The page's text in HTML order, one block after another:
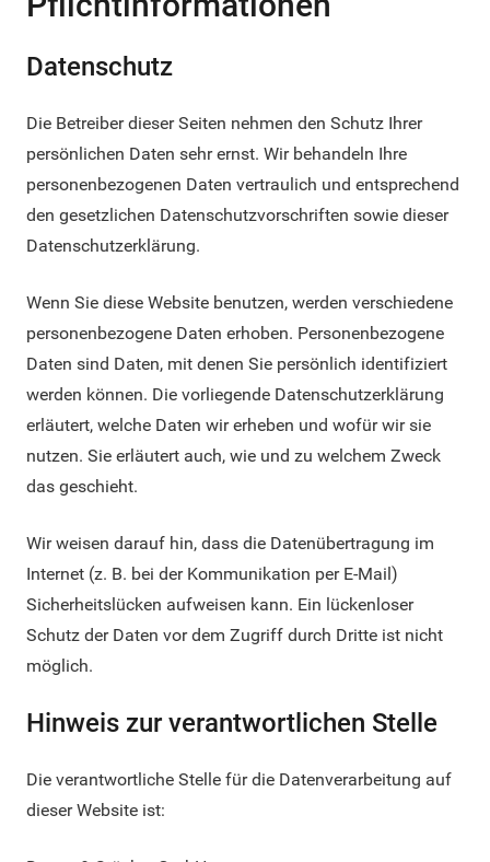
Datenschutz
Die Betreiber dieser Seiten nehmen den Schutz Ihrer
persönlichen Daten sehr ernst. Wir behandeln Ihre
personenbezogenen Daten vertraulich und entsprechend
den gesetzlichen Datenschutzvorschriften sowie dieser
Datenschutzerklärung.
Wenn Sie diese Website benutzen, werden verschiedene
personenbezogene Daten erhoben. Personenbezogene
Daten sind Daten, mit denen Sie persönlich identifiziert
werden können. Die vorliegende Datenschutzerklärung
erläutert, welche Daten wir erheben und wofür wir sie
nutzen. Sie erläutert auch, wie und zu welchem Zweck
das geschieht.
Wir weisen darauf hin, dass die Datenübertragung im
Internet (z. B. bei der Kommunikation per E-Mail)
Sicherheitslücken aufweisen kann. Ein lückenloser
Schutz der Daten vor dem Zugriff durch Dritte ist nicht
möglich.
Hinweis zur verantwortlichen Stelle
Die verantwortliche Stelle für die Datenverarbeitung auf
dieser Website ist: